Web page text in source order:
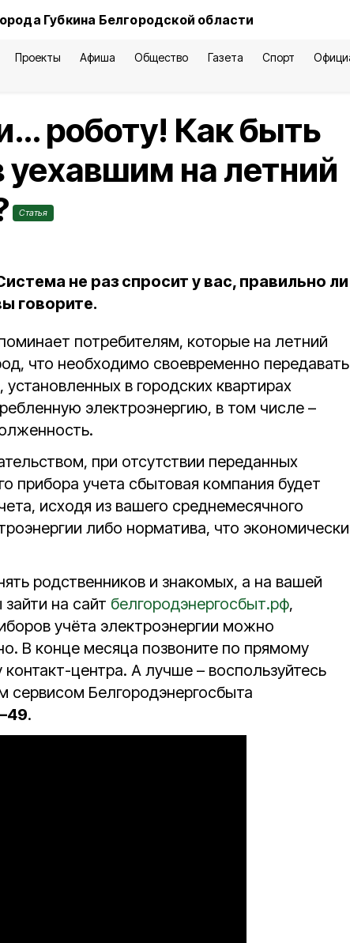
Губкина Белгородской области
Проекты Афиша Общество Газета Спорт
роботу! Как быть
уехавшим на летний
Статья
не раз спросит у вас, правильно ли
говорите.
потребителям, которые на летний
что необходимо своевременно передавать
в городских квартирах
электроэнергию, в том числе –
при отсутствии переданных
прибора учета сбытовая компания будет
исходя из вашего среднемесячного
либо норматива, что экономически
родственников и знакомых, а на вашей
на сайт белгородэнергосбыт.рф,
учёта электроэнергии можно
В конце месяца позвоните по прямому
контакт-центра. А лучше – воспользуйтесь
Белгородэнергосбыта
.